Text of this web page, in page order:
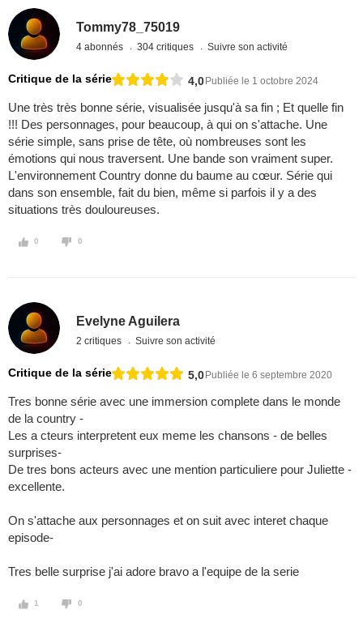
Tommy78_75019
4 abonnés 304 critiques Suivre son activité
Critique de la série 4,0Publiée le 1 octobre 2024
Une très très bonne série, visualisée jusqu'à sa fin ; Et quelle fin
!!! Des personnages, pour beaucoup, à qui on s'attache. Une
série simple, sans prise de tête, où nombreuses sont les
émotions qui nous traversent. Une bande son vraiment super.
L'environnement Country donne du baume au cœur. Série qui
dans son ensemble, fait du bien, même si parfois il y a des
situations très douloureuses.
0 0
Evelyne Aguilera
2 critiques Suivre son activité
Critique de la série 5,0Publiée le 6 septembre 2020
Tres bonne série avec une immersion complete dans le monde
de la country -
Les a cteurs interpretent eux meme les chansons - de belles
surprises-
De tres bons acteurs avec une mention particuliere pour Juliette -
excellente.
On s'attache aux personnages et on suit avec interet chaque
episode-
Tres belle surprise j'ai adore bravo a l'equipe de la serie
1 0